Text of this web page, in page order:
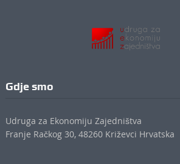
Gdje smo
Udruga za Ekonomiju Zajedništva
Franje Račkog 30, 48260 Križevci Hrvatska